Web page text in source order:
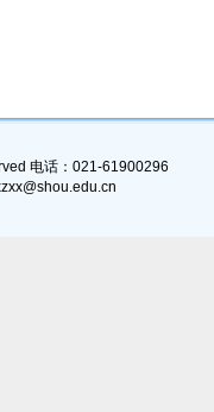
电话：021-61900296